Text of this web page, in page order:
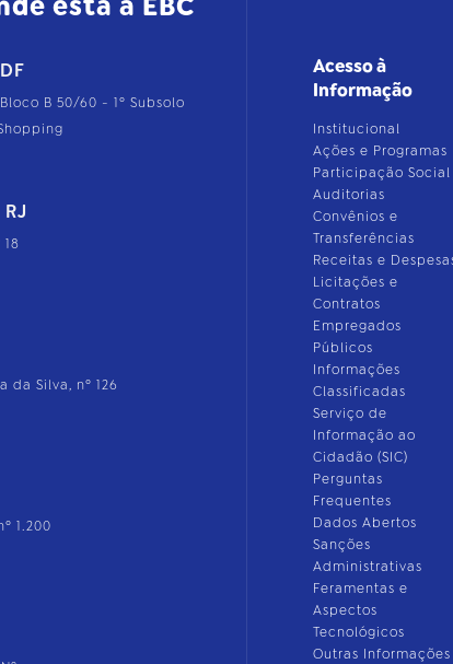
B 50/60 - 1º Subsolo
da Silva, nº 126
1.200
Acesso à
Informação
Institucional
Ações e Programas
Participação Social
Auditorias
Convênios e
Transferências
Receitas e
Licitações e
Contratos
Empregados
Públicos
Informações
Classificadas
Serviço de
Informação ao
Cidadão (SIC)
Perguntas
Frequentes
Dados Abertos
Sanções
Administrativas
Feramentas e
Aspectos
Tecnológicos
Outras Informações